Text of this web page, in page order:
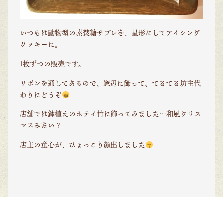
いつもは動物型の素焚糖サブレを、星形にしてアイシング
クッキーに。
1枚ずつの販売です。
リボンを通してあるので、窓辺に飾って、てるてる坊主代
わりにどうぞ
店舗では鉢植えのホテイ竹に飾ってみました…和風クリス
マスみたい？
店主の童心が、ひょっこり顔出しました